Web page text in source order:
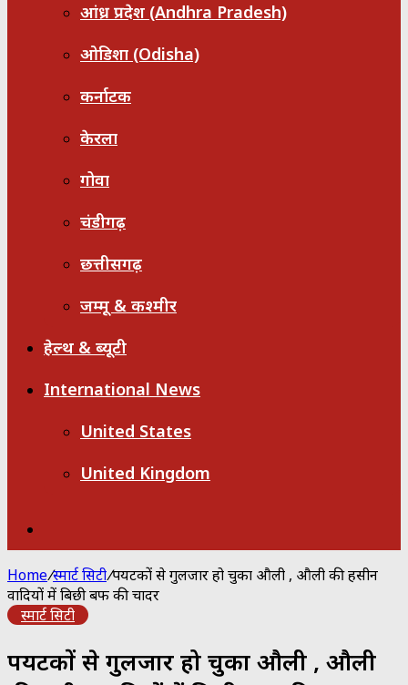
आंध्र प्रदेश (Andhra Pradesh)
ओडिशा (Odisha)
कर्नाटक
केरला
गोवा
चंडीगढ़
छत्तीसगढ़
जम्मू & कश्मीर
हेल्थ & ब्यूटी
International News
United States
United Kingdom
for
Home/स्मार्ट सिटी/पर्यटकों से गुलजार हो चुका औली , औली की हसीन
वादियों में बिछी बर्फ की चादर
स्मार्ट सिटी
पर्यटकों से गुलजार हो चुका औली , औली